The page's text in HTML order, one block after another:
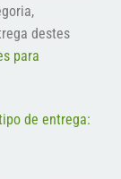
destes
para
de entrega: